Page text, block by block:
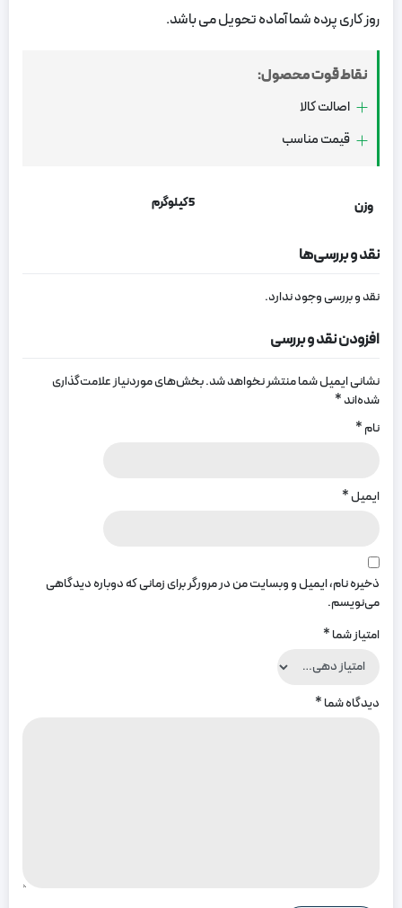
روز کاری پرده شما آماده تحویل می باشد.
نقاط قوت محصول:
اصالت کالا
قیمت مناسب
وزن 5 کیلوگرم
نقد و بررسی‌ها
نقد و بررسی وجود ندارد.
افزودن نقد و بررسی
نشانی ایمیل شما منتشر نخواهد شد.بخش‌های موردنیاز علامت‌گذاری
شده‌اند*
نام*
ایمیل*
ذخیره نام، ایمیل و وبسایت من در مرورگر برای زمانی که دوباره دیدگاهی
می‌نویسم.
امتیاز شما*
دیدگاه شما*